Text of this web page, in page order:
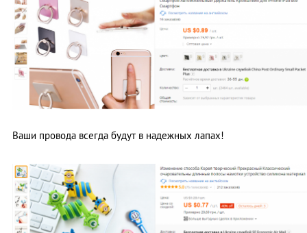
Ваши провода всегда будут в надежных лапах!